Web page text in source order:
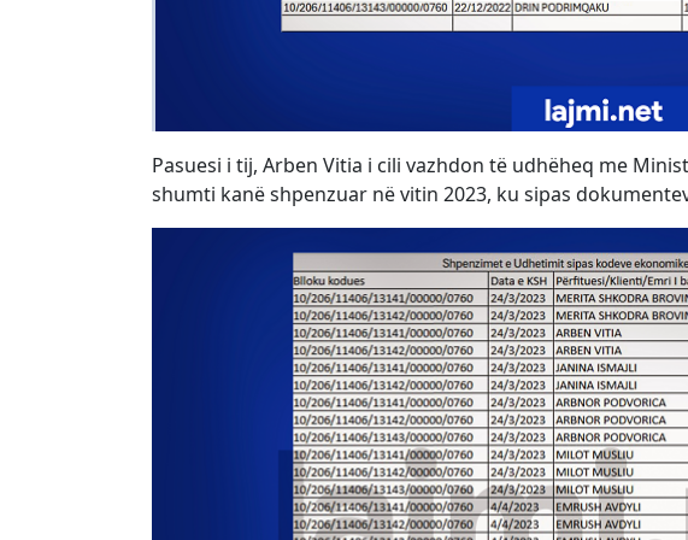
Pasuesi i tij, Arben Vitia i cili vazhdon të udhëheq me
shumti kanë shpenzuar në vitin 2023, ku sipas